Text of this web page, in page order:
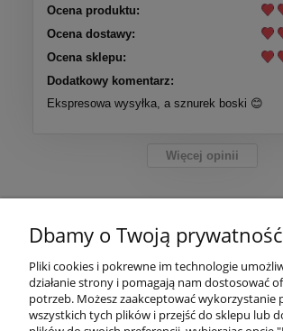
Ocena produktu:
Ocena dostawy:
Ocena sklepu:
Dodatkowy komentarz:
Ekspresowa wysyłka, a sznurek boski 😊
Więcej opinii
Moje konto
Płatności i dostawa
Dbamy o Twoją prywatność
Pliki cookies i pokrewne im technologie
działanie strony i pomagają nam dostosować
potrzeb. Możesz zaakceptować wykorzystanie
wszystkich tych plików i przejść do sklepu lub